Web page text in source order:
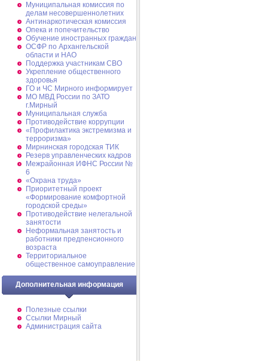
Муниципальная комиссия по
делам несовершеннолетних
Антинаркотическая комиссия
Опека и попечительство
Обучение иностранных граждан
ОСФР по Архангельской
области и НАО
Поддержка участникам СВО
Укрепление общественного
здоровья
ГО и ЧС Мирного информирует
МО МВД России по ЗАТО
г.Мирный
Муниципальная cлужба
Противодействие коррупции
«Профилактика экстремизма и
терроризма»
Мирнинская городская ТИК
Резерв управленческих кадров
Межрайонная ИФНС России №
6
«Охрана труда»
Приоритетный проект
«Формирование комфортной
городской среды»
Противодействие нелегальной
занятости
Неформальная занятость и
работники предпенсионного
возраста
Территориальное
общественное самоуправление
Дополнительная информация
Полезные ссылки
Ссылки Мирный
Администрация сайта